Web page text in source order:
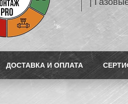
ДОСТАВКА И ОПЛАТА